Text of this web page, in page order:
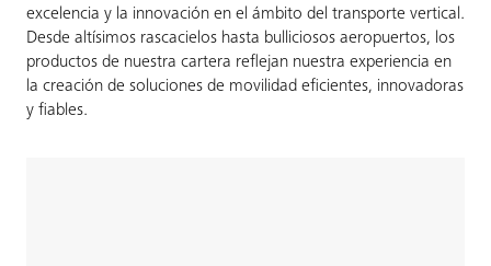
excelencia y la innovación en el ámbito del transporte vertical.
Desde altísimos rascacielos hasta bulliciosos aeropuertos, los
productos de nuestra cartera reflejan nuestra experiencia en
la creación de soluciones de movilidad eficientes, innovadoras
y fiables.